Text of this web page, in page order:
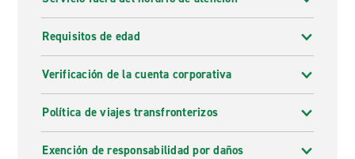
Requisitos de edad
Verificación de la cuenta corporativa
Política de viajes transfronterizos
Exención de responsabilidad por daños